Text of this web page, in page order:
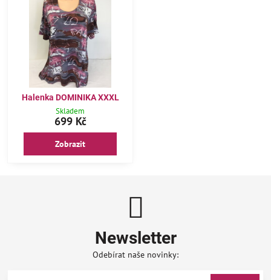
Halenka DOMINIKA XXXL
Skladem
699 Kč
Zobrazit
Newsletter
Odebírat naše novinky: